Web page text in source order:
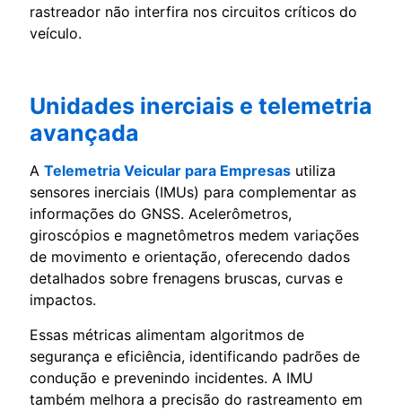
rastreador não interfira nos circuitos críticos do
veículo.
Unidades inerciais e telemetria
avançada
A Telemetria Veicular para Empresas utiliza
sensores inerciais (IMUs) para complementar as
informações do GNSS. Acelerômetros,
giroscópios e magnetômetros medem variações
de movimento e orientação, oferecendo dados
detalhados sobre frenagens bruscas, curvas e
impactos.
Essas métricas alimentam algoritmos de
segurança e eficiência, identificando padrões de
condução e prevenindo incidentes. A IMU
também melhora a precisão do rastreamento em